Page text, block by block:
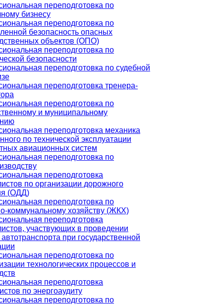
переподготовка по
бизнесу
переподготовка по
безопасность опасных
объектов (ОПО)
переподготовка по
безопасности
переподготовка по судебной
переподготовка тренера-
переподготовка по
и муниципальному
переподготовка механика
по технической эксплуатации
авиационных систем
переподготовка по
переподготовка
по организации дорожного
(ОДД)
переподготовка по
коммунальному хозяйству (ЖКХ)
переподготовка
участвующих в проведении
при государственной
переподготовка по
технологических процессов и
переподготовка
по энергоаудиту
переподготовка по